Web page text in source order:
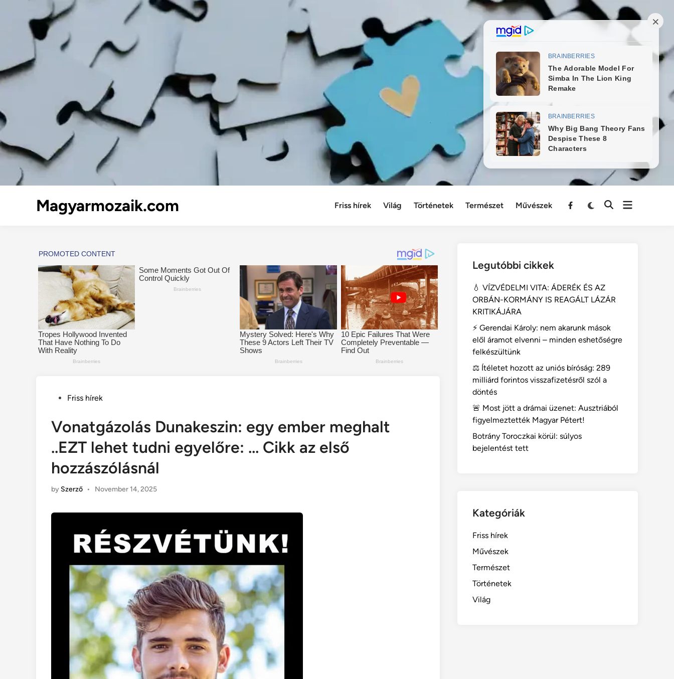
Magyarmozaik.com Friss hírek Világ Történetek Természet Művészek
Menu
PostedFriss hírek
Vonatgázolás Dunakeszin: egy ember meghalt
..EZT lehet tudni egyelőre: … Cikk az első
hozzászólásnál
by Szerző • November 14, 2025
Legutóbbi cikkek
💧 VÍZVÉDELMI VITA: ÁDERÉK ÉS AZ
ORBÁN-KORMÁNY IS REAGÁLT LÁZÁR
KRITIKÁJÁRA
⚡ Gerendai Károly: nem akarunk mások
elől áramot elvenni – minden eshetőségre
felkészültünk
⚖️ Ítéletet hozott az uniós bíróság: 289
milliárd forintos visszafizetésről szól a
döntés
🚨 Most jött a drámai üzenet: Ausztriából
figyelmeztették Magyar Pétert!
Botrány Toroczkai körül: súlyos
bejelentést tett
Kategóriák
Friss hírek
Művészek
Természet
Történetek
Világ